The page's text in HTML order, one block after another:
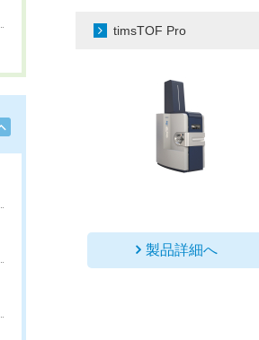
timsTOF Pro
製品詳細へ